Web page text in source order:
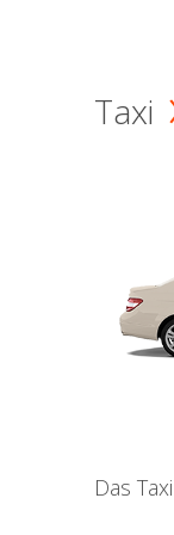
Taxi
Das Taxi